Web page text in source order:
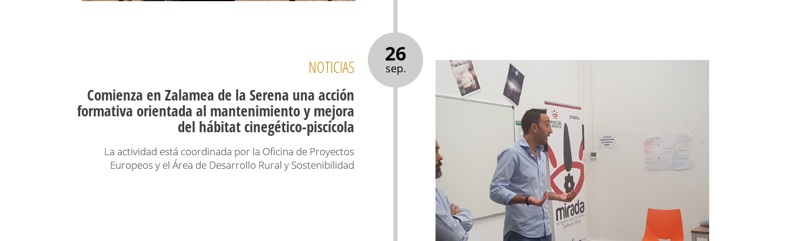
26
sep.
NOTICIAS
Comienza en Zalamea de la Serena una acción
formativa orientada al mantenimiento y mejora
del hábitat cinegético-piscícola
La actividad está coordinada por la Oficina de Proyectos
Europeos y el Área de Desarrollo Rural y Sostenibilidad